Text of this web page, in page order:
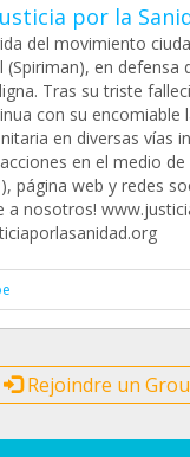
por la
del movimiento
(Spiriman), en defensa
Tras su triste
con su encomiable
en diversas vías
en el medio de
página web y redes
a nosotros!
Rejoindre un